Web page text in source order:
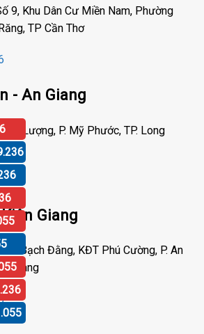
9, Khu Dân Cư Miền Nam, Phường
TP Cần Thơ
- An Giang
Cự Lượng, P. Mỹ Phước, TP. Long
Giang
Bạch Đằng, KĐT Phú Cường, P. An
Giang